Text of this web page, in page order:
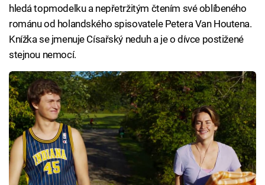
hledá topmodelku a nepřetržitým čtením své oblíbeného
románu od holandského spisovatele Petera Van Houtena.
Knížka se jmenuje Císařský neduh a je o dívce postižené
stejnou nemocí.